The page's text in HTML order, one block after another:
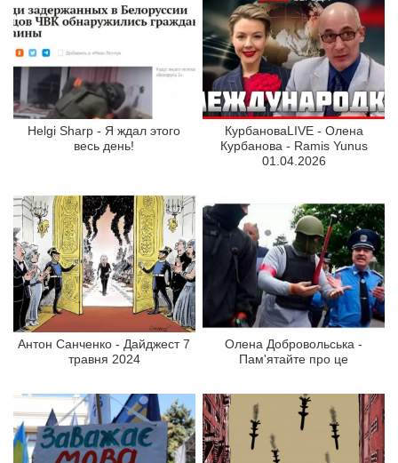
Helgi Sharp - Я ждал этого
весь день!
КурбановаLIVE - Олена
Курбанова - Ramis Yunus
01.04.2026
Антон Санченко - Дайджест 7
травня 2024
Олена Добровольська -
Пам'ятайте про це